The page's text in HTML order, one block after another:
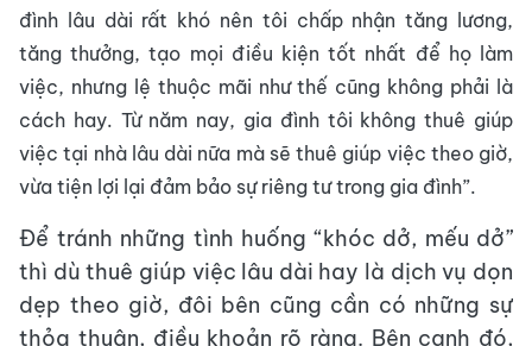
đình lâu dài rất khó nên tôi chấp nhận tăng lương,
tăng thưởng, tạo mọi điều kiện tốt nhất để họ làm
việc, nhưng lệ thuộc mãi như thế cũng không phải là
cách hay. Từ năm nay, gia đình tôi không thuê giúp
việc tại nhà lâu dài nữa mà sẽ thuê giúp việc theo giờ,
vừa tiện lợi lại đảm bảo sự riêng tư trong gia đình”.
Để tránh những tình huống “khóc dở, mếu dở”
thì dù thuê giúp việc lâu dài hay là dịch vụ dọn
dẹp theo giờ, đôi bên cũng cần có những sự
thỏa thuận, điều khoản rõ ràng. Bên cạnh đó,